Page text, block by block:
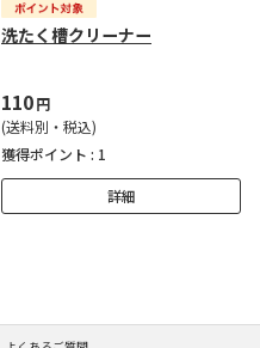
洗たく槽クリーナー
110円
(送料別・税込)
獲得ポイント : 1
詳細